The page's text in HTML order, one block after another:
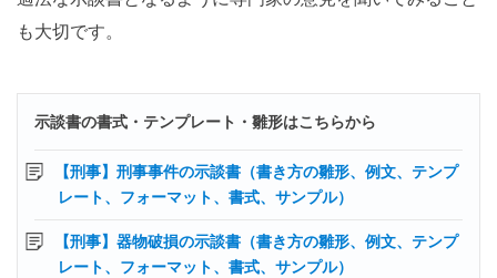
も大切です。
示談書の書式・テンプレート・雛形はこちらから
【刑事】刑事事件の示談書（書き方の雛形、例文、テンプ
レート、フォーマット、書式、サンプル）
【刑事】器物破損の示談書（書き方の雛形、例文、テンプ
レート、フォーマット、書式、サンプル）